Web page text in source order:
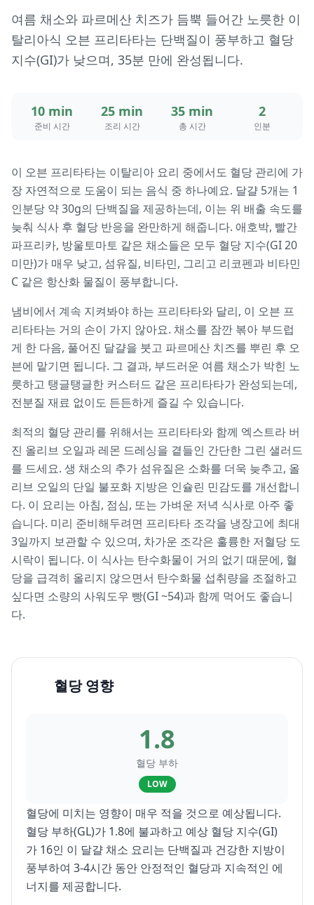
여름 채소와 파르메산 치즈가 듬뿍 들어간 노릇한 이
탈리아식 오븐 프리타타는 단백질이 풍부하고 혈당
지수(GI)가 낮으며, 35분 만에 완성됩니다.
10 min
준비 시간
25 min
조리 시간
35 min
총 시간
2
인분
이 오븐 프리타타는 이탈리아 요리 중에서도 혈당 관리에 가
장 자연적으로 도움이 되는 음식 중 하나예요. 달걀 5개는 1
인분당 약 30g의 단백질을 제공하는데, 이는 위 배출 속도를
늦춰 식사 후 혈당 반응을 완만하게 해줍니다. 애호박, 빨간
파프리카, 방울토마토 같은 채소들은 모두 혈당 지수(GI 20
미만)가 매우 낮고, 섬유질, 비타민, 그리고 리코펜과 비타민
C 같은 항산화 물질이 풍부합니다.
냄비에서 계속 지켜봐야 하는 프리타타와 달리, 이 오븐 프
리타타는 거의 손이 가지 않아요. 채소를 잠깐 볶아 부드럽
게 한 다음, 풀어진 달걀을 붓고 파르메산 치즈를 뿌린 후 오
븐에 맡기면 됩니다. 그 결과, 부드러운 여름 채소가 박힌 노
릇하고 탱글탱글한 커스터드 같은 프리타타가 완성되는데,
전분질 재료 없이도 든든하게 즐길 수 있습니다.
최적의 혈당 관리를 위해서는 프리타타와 함께 엑스트라 버
진 올리브 오일과 레몬 드레싱을 곁들인 간단한 그린 샐러드
를 드세요. 생 채소의 추가 섬유질은 소화를 더욱 늦추고, 올
리브 오일의 단일 불포화 지방은 인슐린 민감도를 개선합니
다. 이 요리는 아침, 점심, 또는 가벼운 저녁 식사로 아주 좋
습니다. 미리 준비해두려면 프리타타 조각을 냉장고에 최대
3일까지 보관할 수 있으며, 차가운 조각은 훌륭한 저혈당 도
시락이 됩니다. 이 식사는 탄수화물이 거의 없기 때문에, 혈
당을 급격히 올리지 않으면서 탄수화물 섭취량을 조절하고
싶다면 소량의 사워도우 빵(GI ~54)과 함께 먹어도 좋습니
다.
혈당 영향
1.8
혈당 부하
LOW
혈당에 미치는 영향이 매우 적을 것으로 예상됩니다.
혈당 부하(GL)가 1.8에 불과하고 예상 혈당 지수(GI)
가 16인 이 달걀 채소 요리는 단백질과 건강한 지방이
풍부하여 3-4시간 동안 안정적인 혈당과 지속적인 에
너지를 제공합니다.